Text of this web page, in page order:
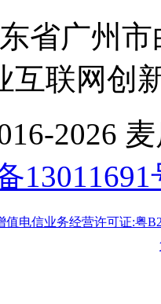
省广州
互联网创
2026
13011691
值电信业务经营许可证:粤